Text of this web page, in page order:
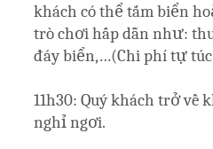
khách có thể tắm biển
trò chơi hấp dẫn như:
đáy biển,…(Chi phí tự
11h30: Quý khách trở về
nghỉ ngơi.